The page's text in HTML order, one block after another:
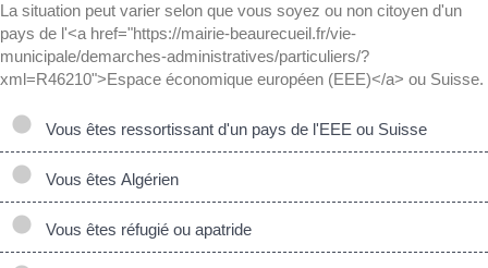
La situation peut varier selon que vous soyez ou non citoyen d'un
pays de l'<a href="https://mairie-beaurecueil.fr/vie-
municipale/demarches-administratives/particuliers/?
xml=R46210">Espace économique européen (EEE)</a> ou Suisse.
Vous êtes ressortissant d'un pays de l'EEE ou Suisse
Vous êtes Algérien
Vous êtes réfugié ou apatride